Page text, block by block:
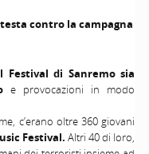
contro la campagna
Festival di Sanremo sia
e provocazioni in modo
c’erano oltre 360 giovani
Festival. Altri 40 di loro,